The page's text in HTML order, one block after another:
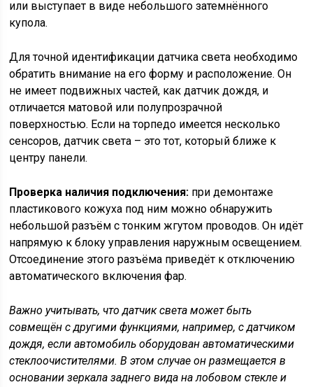
или выступает в виде небольшого затемнённого
купола.
Для точной идентификации датчика света необходимо
обратить внимание на его форму и расположение. Он
не имеет подвижных частей, как датчик дождя, и
отличается матовой или полупрозрачной
поверхностью. Если на торпедо имеется несколько
сенсоров, датчик света – это тот, который ближе к
центру панели.
Проверка наличия подключения: при демонтаже
пластикового кожуха под ним можно обнаружить
небольшой разъём с тонким жгутом проводов. Он идёт
напрямую к блоку управления наружным освещением.
Отсоединение этого разъёма приведёт к отключению
автоматического включения фар.
Важно учитывать, что датчик света может быть
совмещён с другими функциями, например, с датчиком
дождя, если автомобиль оборудован автоматическими
стеклоочистителями. В этом случае он размещается в
основании зеркала заднего вида на лобовом стекле и